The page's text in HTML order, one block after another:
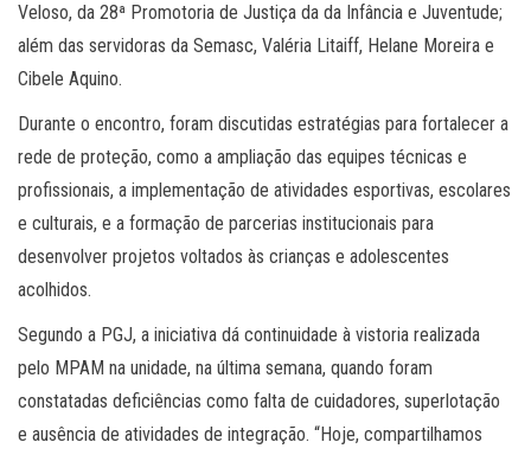
Veloso, da 28ª Promotoria de Justiça da da Infância e Juventude;
além das servidoras da Semasc, Valéria Litaiff, Helane Moreira e
Cibele Aquino.
Durante o encontro, foram discutidas estratégias para fortalecer a
rede de proteção, como a ampliação das equipes técnicas e
profissionais, a implementação de atividades esportivas, escolares
e culturais, e a formação de parcerias institucionais para
desenvolver projetos voltados às crianças e adolescentes
acolhidos.
Segundo a PGJ, a iniciativa dá continuidade à vistoria realizada
pelo MPAM na unidade, na última semana, quando foram
constatadas deficiências como falta de cuidadores, superlotação
e ausência de atividades de integração. “Hoje, compartilhamos